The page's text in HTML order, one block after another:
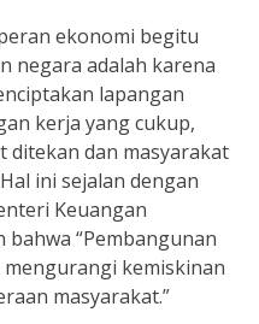
ekonomi begitu
negara adalah karena
lapangan
kerja yang cukup,
dan masyarakat
ini sejalan dengan
Keuangan
“Pembangunan
kemiskinan
masyarakat.”